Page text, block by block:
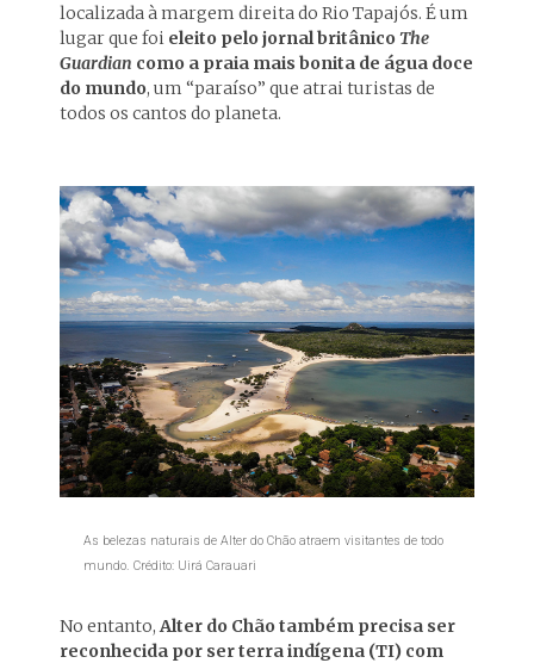
localizada à margem direita do Rio Tapajós. É um
lugar que foi eleito pelo jornal britânico The
Guardian como a praia mais bonita de água doce
do mundo, um “paraíso” que atrai turistas de
todos os cantos do planeta.
As belezas naturais de Alter do Chão atraem visitantes de todo
mundo. Crédito: Uirá Carauari
No entanto,Alter do Chão também precisa ser
reconhecida por ser terra indígena (TI) com